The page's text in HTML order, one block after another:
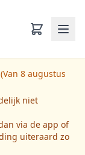
(Van 8 augustus
niet
via de app of
uiteraard zo